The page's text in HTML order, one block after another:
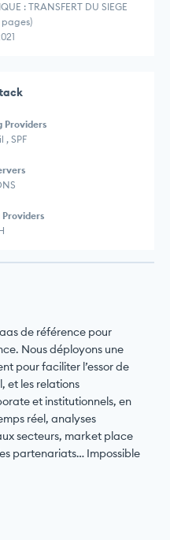
: TRANSFERT DU SIEGE
pages)
Providers
, SPF
de référence pour
Nous déployons une
pour faciliter l’essor de
et les relations
et institutionnels, en
réel, analyses
secteurs, market place
partenariats… Impossible